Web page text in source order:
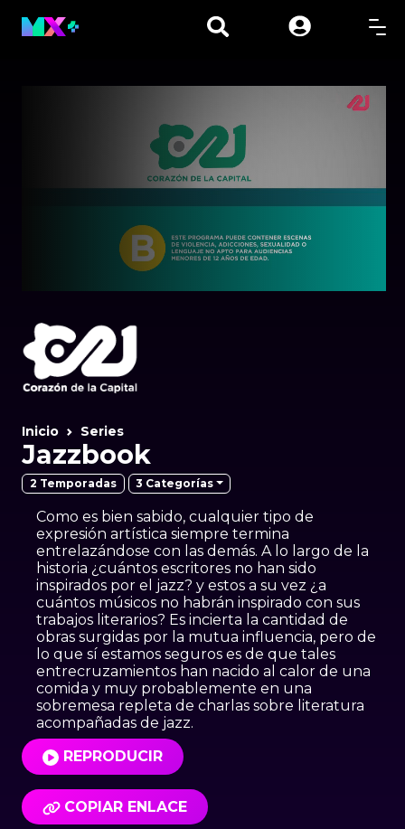
Inicio Series
Jazzbook
2 Temporadas 3 Categorías
Como es bien sabido, cualquier tipo de
expresión artística siempre termina
entrelazándose con las demás. A lo largo de la
historia ¿cuántos escritores no han sido
inspirados por el jazz? y estos a su vez ¿a
cuántos músicos no habrán inspirado con sus
trabajos literarios? Es incierta la cantidad de
obras surgidas por la mutua influencia, pero de
lo que sí estamos seguros es de que tales
entrecruzamientos han nacido al calor de una
comida y muy probablemente en una
sobremesa repleta de charlas sobre literatura
acompañadas de jazz.
REPRODUCIR
COPIAR ENLACE